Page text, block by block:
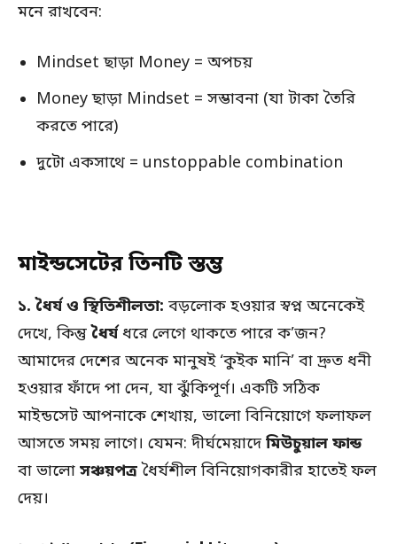
মনে রাখবেন:
Mindset ছাড়া Money = অপচয়
Money ছাড়া Mindset = সম্ভাবনা (যা টাকা তৈরি
করতে পারে)
দুটো একসাথে = unstoppable combination
মাইন্ডসেটের তিনটি স্তম্ভ
১. ধৈর্য ও স্থিতিশীলতা: বড়লোক হওয়ার স্বপ্ন অনেকেই
দেখে, কিন্তু ধৈর্যধরে লেগে থাকতে পারে ক’জন?
আমাদের দেশের অনেক মানুষই ‘কুইক মানি’ বা দ্রুত ধনী
হওয়ার ফাঁদে পা দেন, যা ঝুঁকিপূর্ণ। একটি সঠিক
মাইন্ডসেট আপনাকে শেখায়, ভালো বিনিয়োগে ফলাফল
আসতে সময় লাগে। যেমন: দীর্ঘমেয়াদে মিউচুয়াল ফান্ড
বা ভালো সঞ্চয়পত্র ধৈর্যশীল বিনিয়োগকারীর হাতেই ফল
দেয়।